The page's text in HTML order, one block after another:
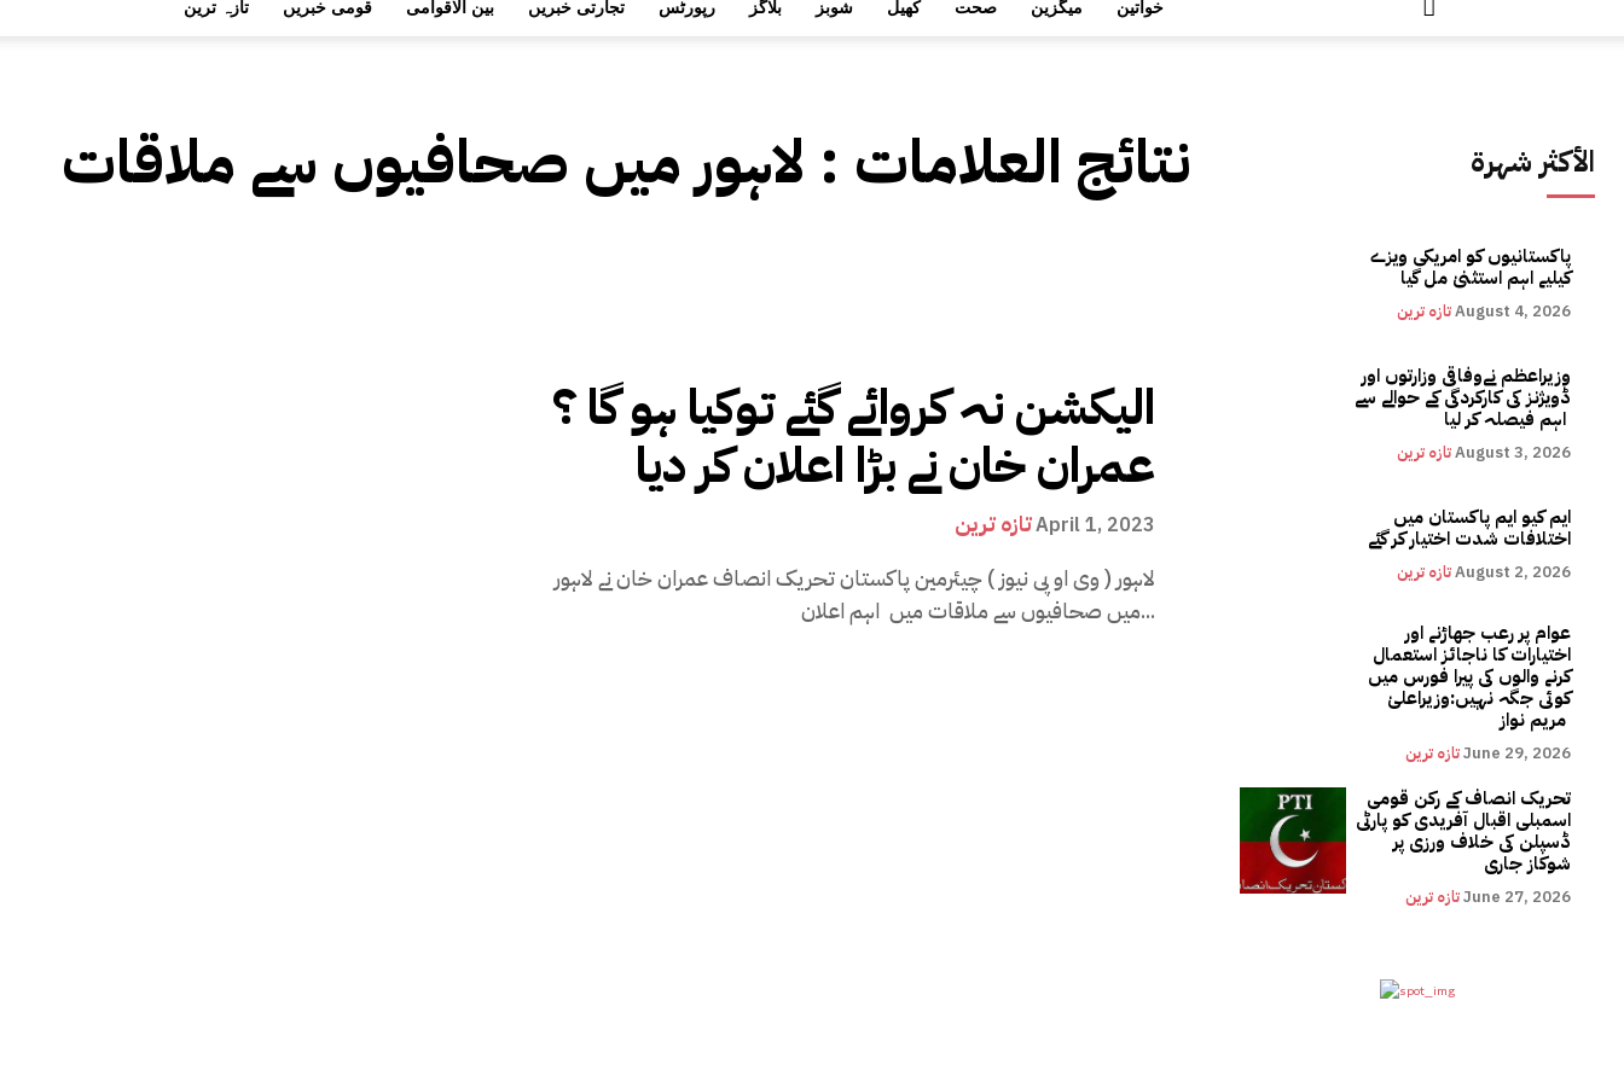
تازہ ترین قومی خبریں بین الاقوامی تجارتی خبریں رپورٹس بلاگز شوبز کھیل صحت میگزین خواتین
نتائج العلامات : لاہور میں صحافیوں سے ملاقات
الیکشن نہ کروائے گئے توکیا ہو گا ؟
عمران خان نے بڑا اعلان کر دیا
تازہ ترینApril 1, 2023
لاہور ( وی او پی نیوز ) چیئرمین پاکستان تحریک انصاف عمران خان نے لاہور
میں صحافیوں سے ملاقات میں اہم اعلان...
الأكثر شهرة
پاکستانیوں کو امریکی ویزے
کیلیے اہم استثنیٰ مل گیا
تازہ ترینAugust 4, 2026
وزیراعظم نےوفاقی وزارتوں اور
ڈویژنز کی کارکردگی کے حوالے سے
تازہ ترینAugust 3, 2026
ایم کیو ایم پاکستان میں
اختلافات شدت اختیار کر گئے
تازہ ترینAugust 2, 2026
عوام پر رعب جھاڑنے اور
اختیارات کا ناجائز استعمال
کرنے والوں کی پیرا فورس میں
کوئی جگہ نہیں:وزیراعلیٰ
تازہ ترینJune 29, 2026
تحریک انصاف کے رکن قومی
اسمبلی اقبال آفریدی کو پارٹی
ڈسپلن کی خلاف ورزی پر
شوکاز جاری
تازہ ترینJune 27, 2026